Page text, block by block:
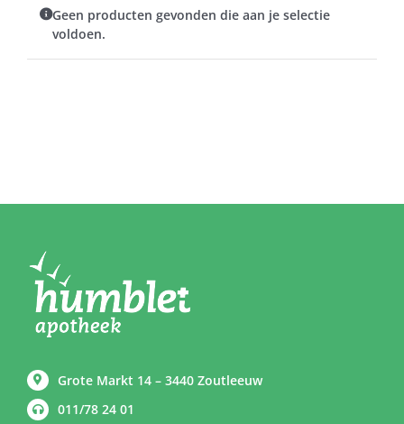
Geen producten gevonden die aan je selectie
voldoen.
Grote Markt 14 – 3440 Zoutleeuw
011/78 24 01